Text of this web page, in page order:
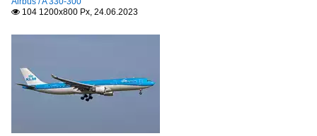
 104 1200x800 Px, 24.06.2023